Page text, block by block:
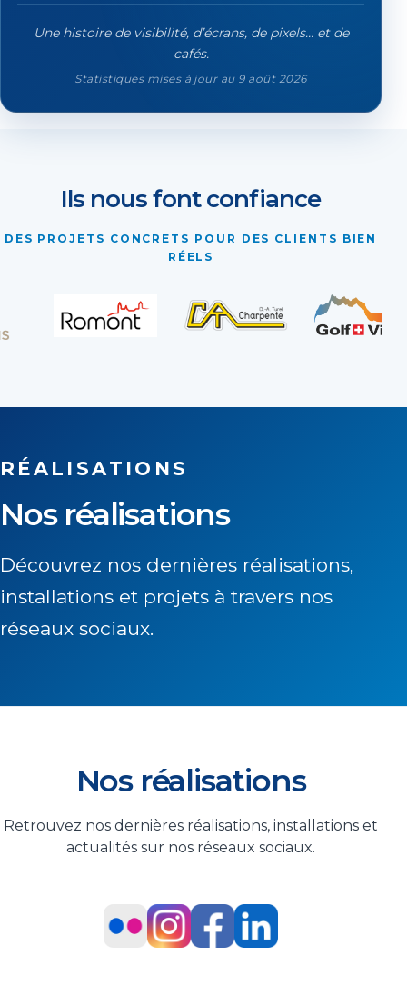
Une histoire de visibilité, d’écrans, de pixels… et de
cafés.
Statistiques mises à jour au 9 août 2026
Ils nous font confiance
DES PROJETS CONCRETS POUR DES CLIENTS BIEN
RÉELS
RÉALISATIONS
Nos réalisations
Découvrez nos dernières réalisations,
installations et projets à travers nos
réseaux sociaux.
Nos réalisations
Retrouvez nos dernières réalisations, installations et
actualités sur nos réseaux sociaux.